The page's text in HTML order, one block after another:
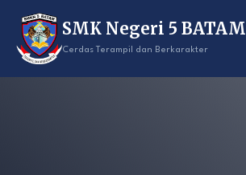
content
SMK Negeri 5 BATAM
Cerdas Terampil dan Berkarakter